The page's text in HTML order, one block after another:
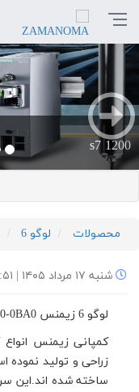
s7 1200
بعدی
محصولات لوگو 6
شنبه ۱۷ مرداد ۱۴۰۵ | ۱۰:۵۱
لوگو 6 زیمنس 6ED1055-1MA00-0BA0
زراحی و تولید نموده
ساخته شده اند.این